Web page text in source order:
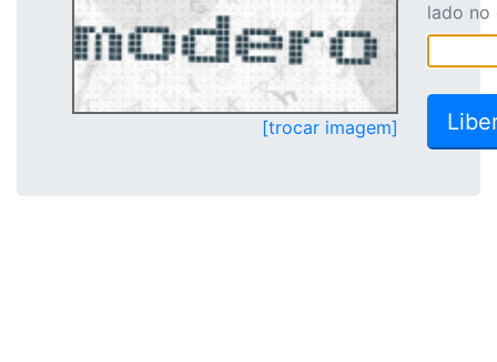
[trocar imagem]
lado no